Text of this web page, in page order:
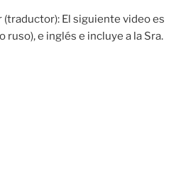
(traductor): El siguiente video es
ruso), e inglés e incluye a la Sra.